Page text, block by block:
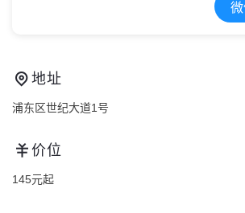
地址
浦东区世纪大道1号
价位
145元起